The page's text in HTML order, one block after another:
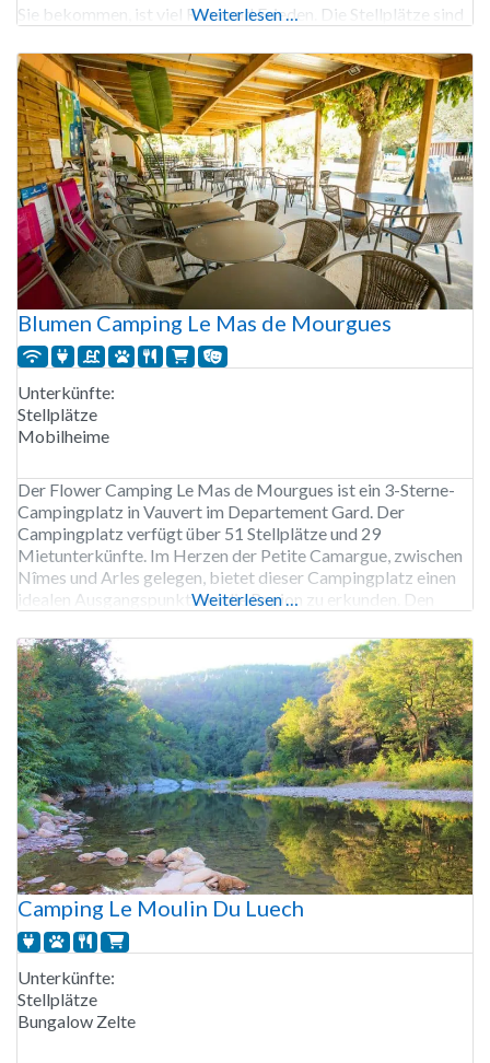
Sie bekommen, ist viel Ruhe und Frieden. Die Stellplätze sind
Einige Safarizelte verfügen über eigene
Weiterlesen …
Blumen Camping Le Mas de Mourgues
Unterkünfte:
Stellplätze
Mobilheime
Der Flower Camping Le Mas de Mourgues ist ein 3-Sterne-
Campingplatz in Vauvert im Departement Gard. Der
Campingplatz verfügt über 51 Stellplätze und 29
Mietunterkünfte. Im Herzen der Petite Camargue, zwischen
Nîmes und Arles gelegen, bietet dieser Campingplatz einen
idealen Ausgangspunkt, um die Region zu erkunden. Den
und ein Bar-Restaurant zur Verfügung. Die Nähe zu
Weiterlesen …
Camping Le Moulin Du Luech
Unterkünfte:
Stellplätze
Bungalow Zelte